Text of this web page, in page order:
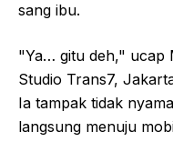
sang ibu.
"Ya… gitu deh," ucap
Studio Trans7,
Ia tampak tidak
langsung menuju